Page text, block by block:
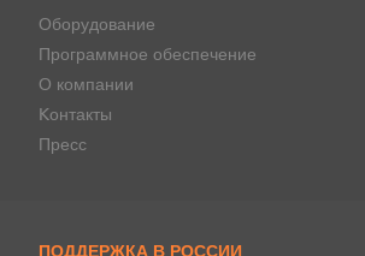
Оборудование
Программное обеспечение
О компании
Kонтакты
Пресс
ПОДДЕРЖКА В РОССИИ